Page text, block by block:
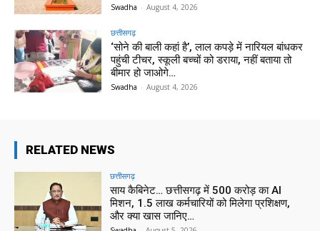
Swadha - August 4, 2026
छत्तीसगढ़
‘सोने की बाली कहां है’, लाल कपड़े में नारियल बांधकर
पहुंची टीचर, स्कूली बच्चों को डराया, नहीं बताया तो
बीमार हो जाओगे…
Swadha - August 4, 2026
RELATED NEWS
छत्तीसगढ़
साय कैबिनेट… छत्तीसगढ़ में 500 करोड़ का AI
मिशन, 1.5 लाख कर्मचारियों को मिलेगा प्रशिक्षण,
और क्या खास जानिए…